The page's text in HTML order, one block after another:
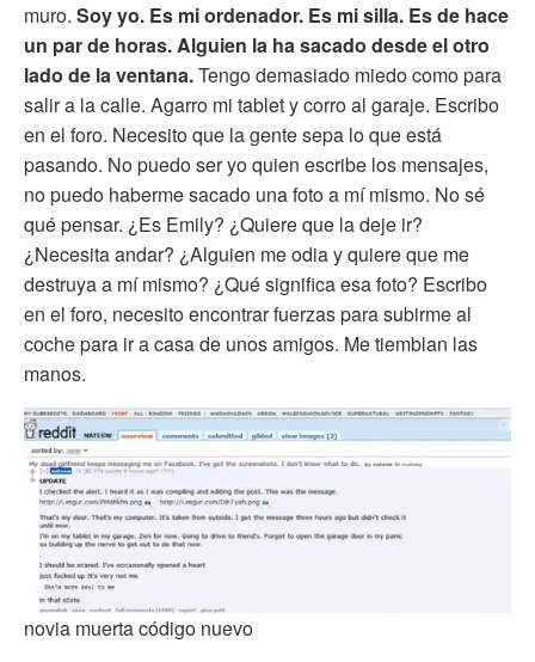
muro. Soy yo. Es mi ordenador. Es mi silla. Es de hace
un par de horas. Alguien la ha sacado desde el otro
lado de la ventana.Tengo demasiado miedo como para
salir a la calle. Agarro mi tablet y corro al garaje. Escribo
en el foro. Necesito que la gente sepa lo que está
pasando. No puedo ser yo quien escribe los mensajes,
no puedo haberme sacado una foto a mí mismo. No sé
qué pensar. ¿Es Emily? ¿Quiere que la deje ir?
¿Necesita andar? ¿Alguien me odia y quiere que me
destruya a mí mismo? ¿Qué significa esa foto? Escribo
en el foro, necesito encontrar fuerzas para subirme al
coche para ir a casa de unos amigos. Me tiemblan las
manos.
novia muerta código nuevo